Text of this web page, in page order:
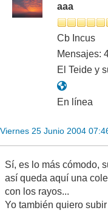
aaa
Cb Incus
Mensajes:
El Teide y
En línea
Viernes 25 Junio 2004
Sí, es lo más cómodo,
así queda aquí una
con los rayos...
Yo también quiero